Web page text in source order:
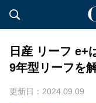
日産 リーフ e+
9年型リーフを
更新日：2024.09.09